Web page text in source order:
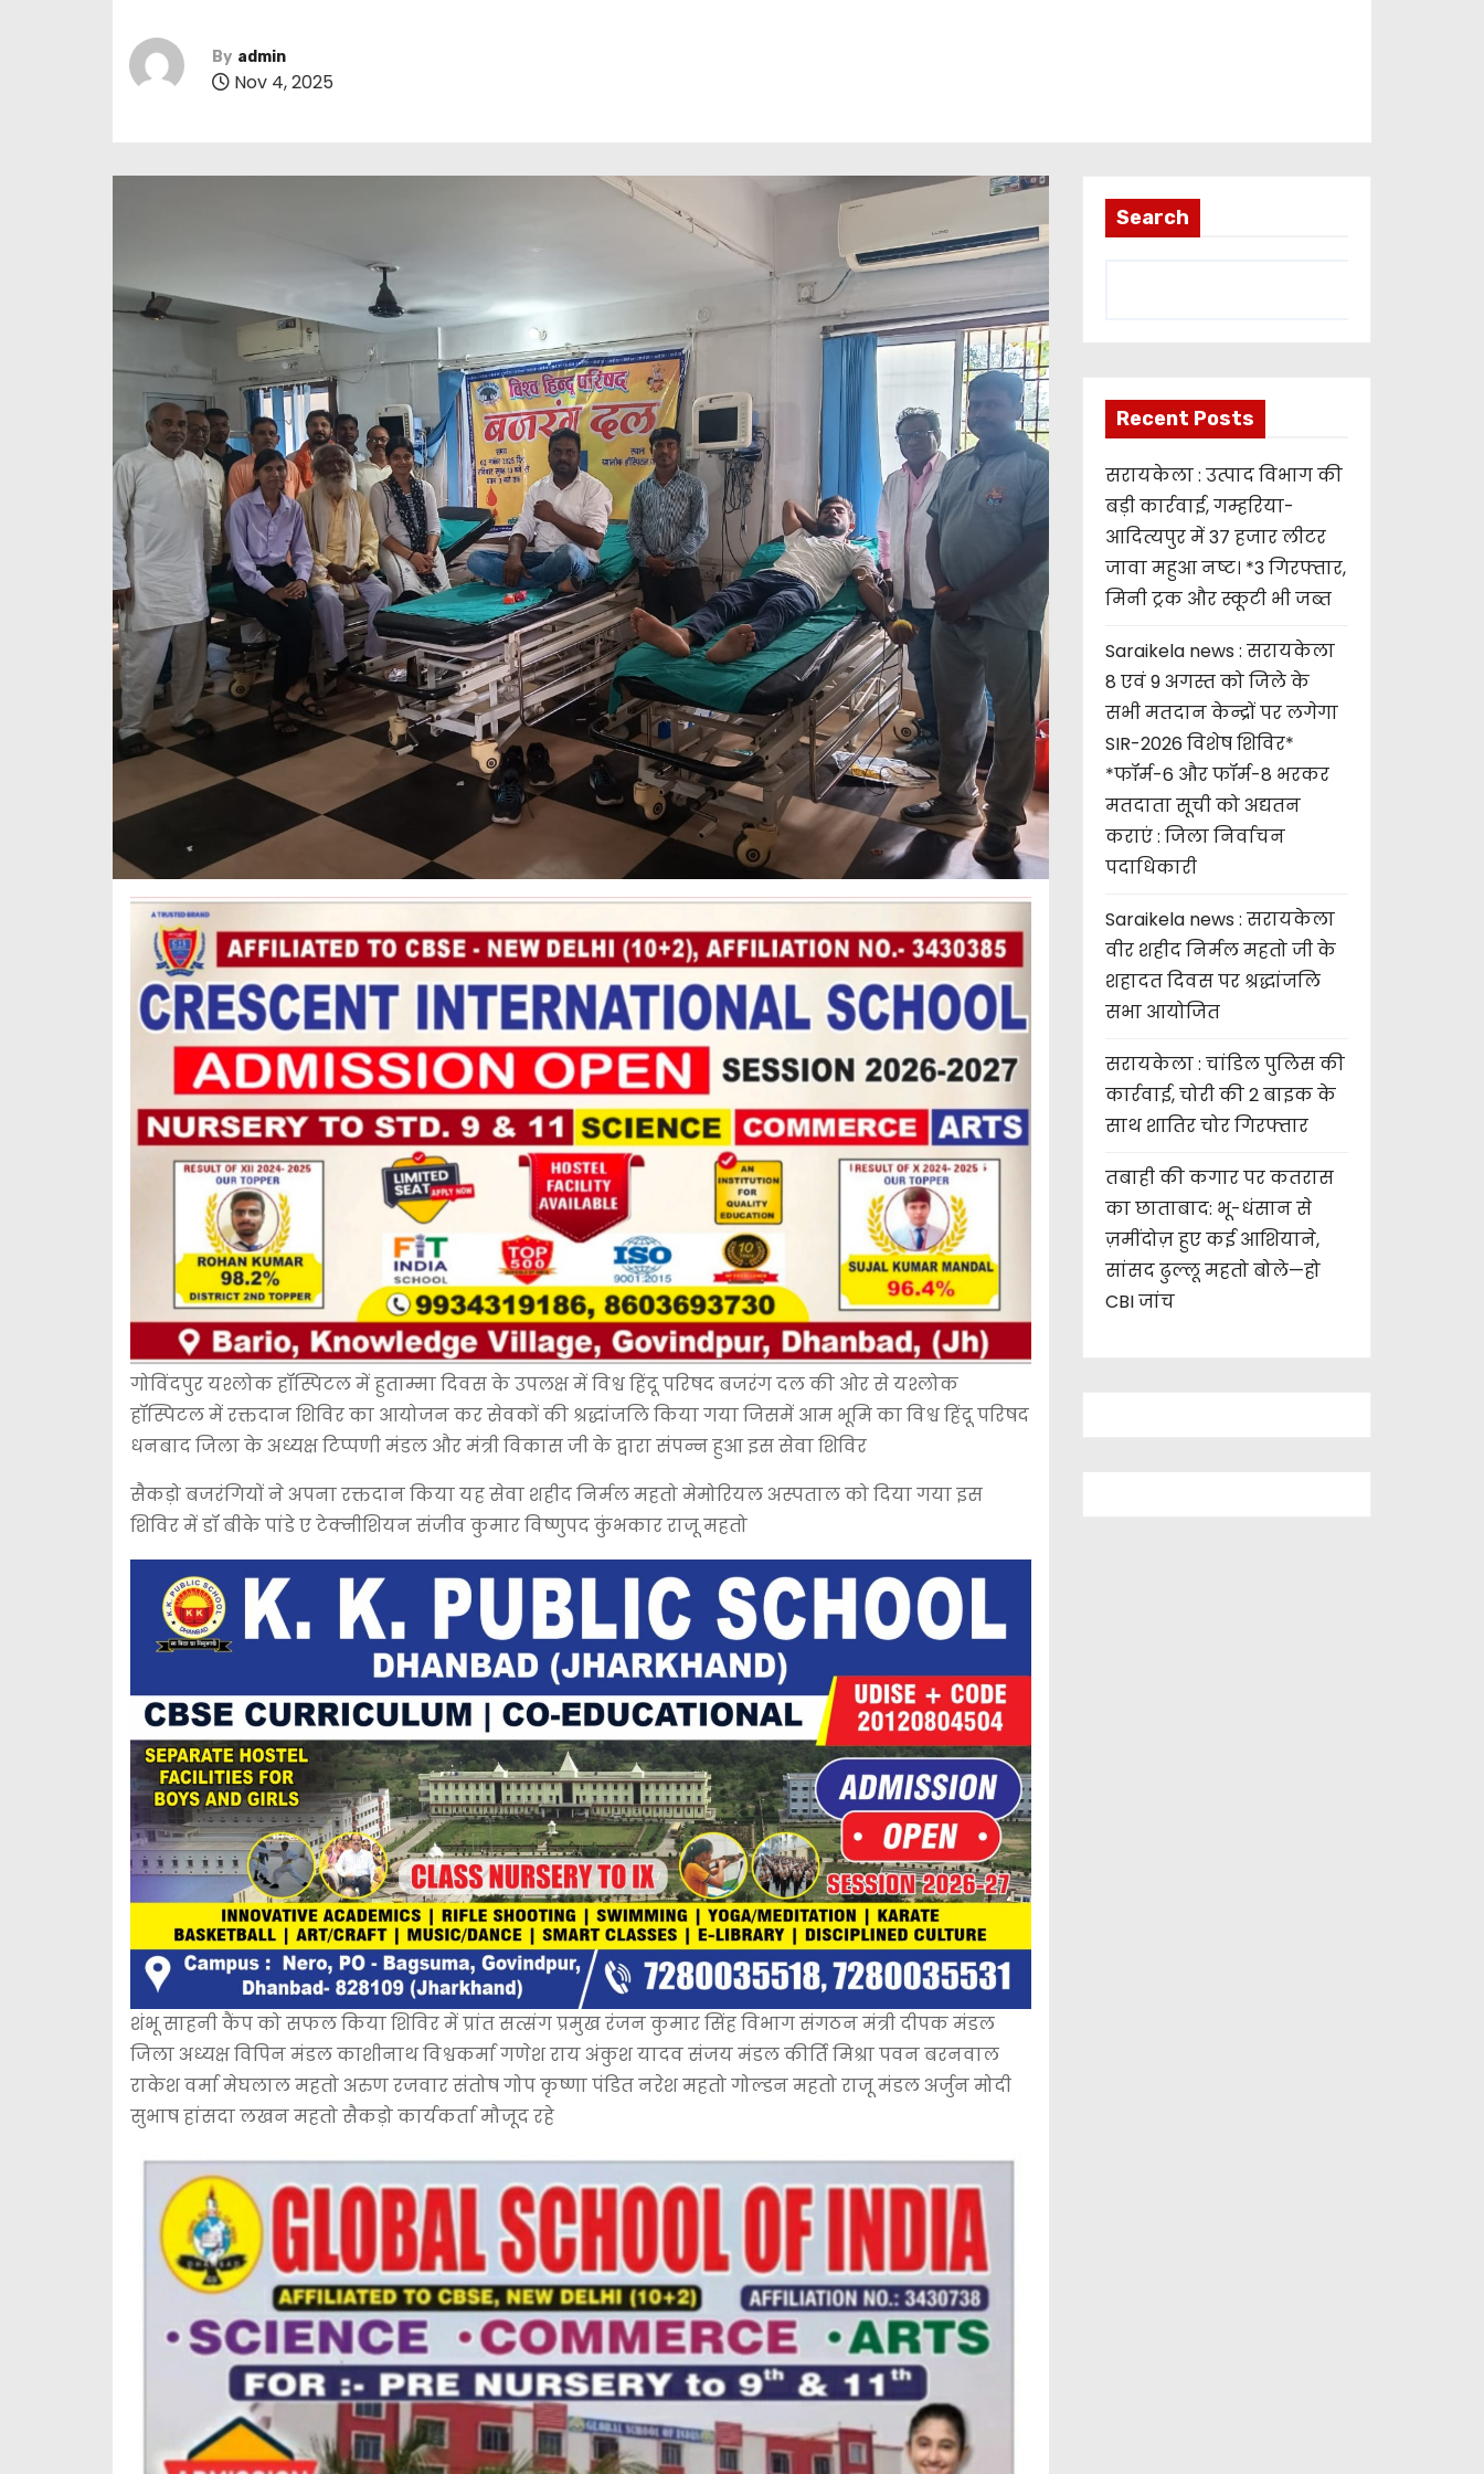
By admin
Nov 4, 2025
गोविंदपुर यश्लोक हॉस्पिटल में हुताम्मा दिवस के उपलक्ष में विश्व हिंदू परिषद बजरंग दल की ओर से यश्लोक
हॉस्पिटल में रक्तदान शिविर का आयोजन कर सेवकों की श्रद्धांजलि किया गया जिसमें आम भूमि का विश्व हिंदू परिषद
धनबाद जिला के अध्यक्ष टिप्पणी मंडल और मंत्री विकास जी के द्वारा संपन्न हुआ इस सेवा शिविर
सैकड़ो बजरंगियों ने अपना रक्तदान किया यह सेवा शहीद निर्मल महतो मेमोरियल अस्पताल को दिया गया इस
शिविर में डॉ बीके पांडे ए टेक्नीशियन संजीव कुमार विष्णुपद कुंभकार राजू महतो
शंभू साहनी कैंप को सफल किया शिविर में प्रांत सत्संग प्रमुख रंजन कुमार सिंह विभाग संगठन मंत्री दीपक मंडल
जिला अध्यक्ष विपिन मंडल काशीनाथ विश्वकर्मा गणेश राय अंकुश यादव संजय मंडल कीर्ति मिश्रा पवन बरनवाल
राकेश वर्मा मेघलाल महतो अरुण रजवार संतोष गोप कृष्णा पंडित नरेश महतो गोल्डन महतो राजू मंडल अर्जुन मोदी
सुभाष हांसदा लखन महतो सैकड़ो कार्यकर्ता मौजूद रहे
Search
Recent Posts
सरायकेला : उत्पाद विभाग की
बड़ी कार्रवाई, गम्हरिया-
आदित्यपुर में 37 हजार लीटर
जावा महुआ नष्ट। *3 गिरफ्तार,
मिनी ट्रक और स्कूटी भी जब्त
Saraikela news : सरायकेला
8 एवं 9 अगस्त को जिले के
सभी मतदान केन्द्रों पर लगेगा
SIR-2026 विशेष शिविर*
*फॉर्म-6 और फॉर्म-8 भरकर
मतदाता सूची को अद्यतन
कराएं : जिला निर्वाचन
पदाधिकारी
Saraikela news : सरायकेला
वीर शहीद निर्मल महतो जी के
शहादत दिवस पर श्रद्धांजलि
सभा आयोजित
सरायकेला : चांडिल पुलिस की
कार्रवाई, चोरी की 2 बाइक के
साथ शातिर चोर गिरफ्तार
तबाही की कगार पर कतरास
का छाताबाद: भू-धंसान से
ज़मींदोज़ हुए कई आशियाने,
सांसद ढुल्लू महतो बोले—हो
CBI जांच